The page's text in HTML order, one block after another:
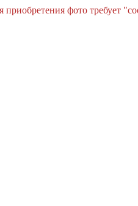
фото требует